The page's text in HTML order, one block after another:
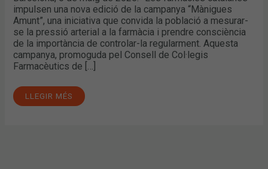
impulsen una nova edició de la campanya “Mànigues
Amunt”, una iniciativa que convida la població a mesurar-
se la pressió arterial a la farmàcia i prendre consciència
de la importància de controlar-la regularment. Aquesta
campanya, promoguda pel Consell de Col·legis
Farmacèutics de […]
LLEGIR MÉS